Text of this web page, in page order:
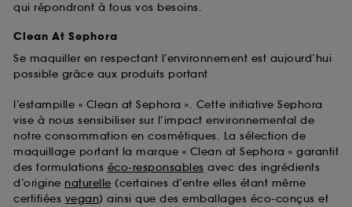
qui répondront à tous vos besoins.
Clean At Sephora
Se maquiller en respectant l’environnement est aujourd’hui
possible grâce aux produits portant
l’estampille « Clean at Sephora ». Cette initiative Sephora
vise à nous sensibiliser sur l’impact environnemental de
notre consommation en cosmétiques. La sélection de
maquillage portant la marque « Clean at Sephora » garantit
des formulations éco-responsables avec des ingrédients
d’origine naturelle (certaines d’entre elles étant même
certifiées vegan) ainsi que des emballages éco-conçus et